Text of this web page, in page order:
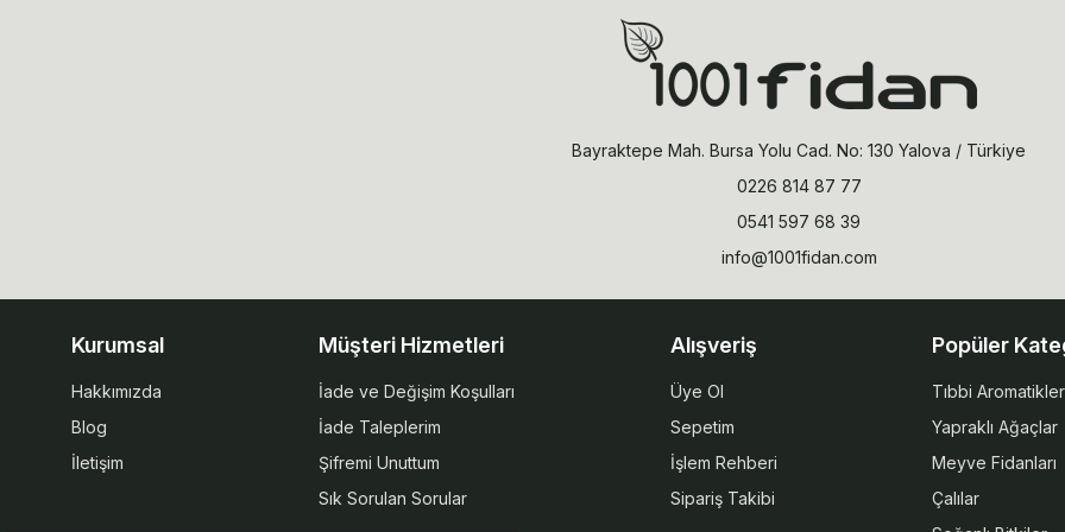
Bayraktepe Mah. Bursa Yolu Cad. No: 130 Yalova / Türkiye
0226 814 87 77
0541 597 68 39
info@1001fidan.com
Kurumsal
Hakkımızda
Blog
İletişim
Müşteri Hizmetleri
İade ve Değişim Koşulları
İade Taleplerim
Şifremi Unuttum
Sık Sorulan Sorular
Alışveriş
Üye Ol
Sepetim
İşlem Rehberi
Sipariş Takibi
Popüler
Tıbbi Aromatikler
Yapraklı Ağaçlar
Meyve Fidanları
Çalılar